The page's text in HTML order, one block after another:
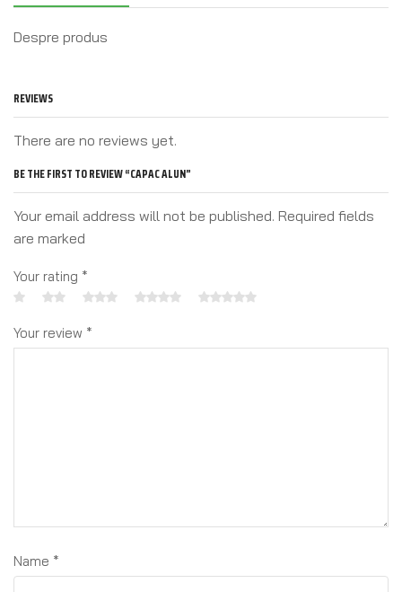
Despre produs
REVIEWS
There are no reviews yet.
BE THE FIRST TO REVIEW “CAPAC ALUN”
Your email address will not be published. Required fields
are marked
Your rating *
Your review *
Name *